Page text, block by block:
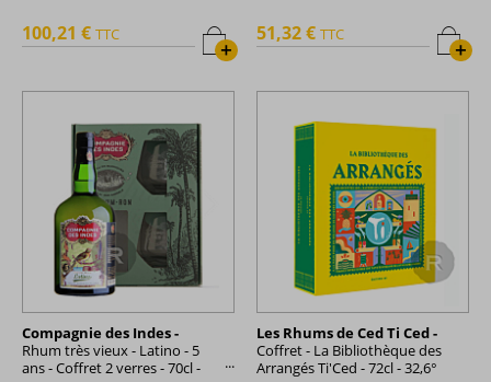
+
100,21 € TTC
+
51,32 € TTC
Compagnie des Indes -
Rhum très vieux - Latino - 5
ans - Coffret 2 verres - 70cl -
Les Rhums de Ced Ti Ced -
Coffret - La Bibliothèque des
Arrangés Ti'Ced - 72cl - 32,6°